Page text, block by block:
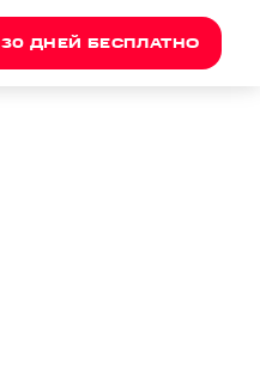
30 ДНЕЙ БЕСПЛАТНО